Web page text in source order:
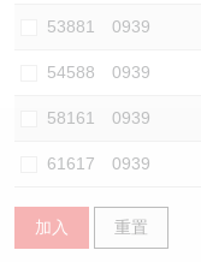
53881 0939
54588 0939
58161 0939
61617 0939
加入 重置
認股證/牛熊證日誌
認股證文件及公告
牛熊證到期結算價查詢
牛熊證分析儀
牛熊證文件及公告
中資ETFs溢價比較
AH 股價對照
ADR